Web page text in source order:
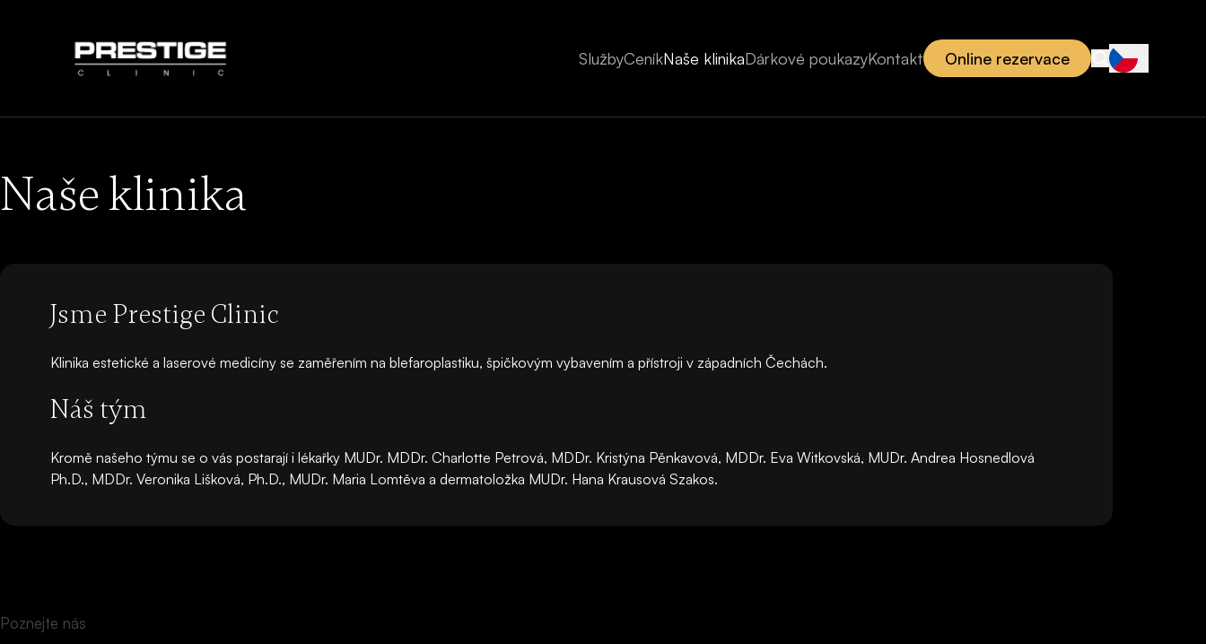
SlužbyCeníkNaše klinikaDárkové poukazyKontakt Online rezervace
Naše klinika
Jsme Prestige Clinic
Klinika estetické a laserové medicíny se zaměřením na blefaroplastiku, špičkovým vybavením a přístroji v západních Čechách.
Náš tým
Kromě našeho týmu se o vás postarají i lékařky MUDr. MDDr. Charlotte Petrová, MDDr. Kristýna Pěnkavová, MDDr. Eva Witkovská, MUDr. Andrea Hosnedlová
Ph.D., MDDr. Veronika Lišková, Ph.D., MUDr. Maria Lomtěva a dermatoložka MUDr. Hana Krausová Szakos.
Poznejte nás